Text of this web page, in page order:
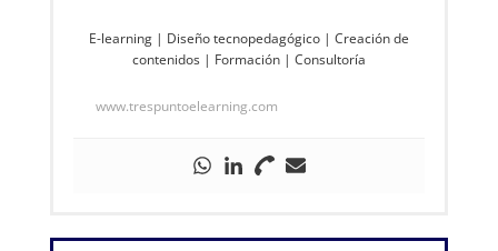
E-learning | Diseño tecnopedagógico | Creación de
contenidos | Formación | Consultoría
www.trespuntoelearning.com